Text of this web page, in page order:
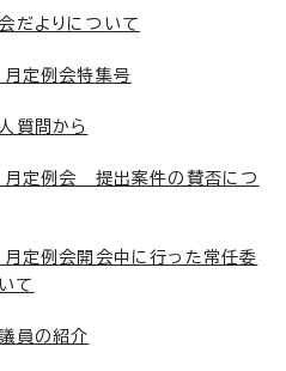
よりについて
定例会特集号
質問から
定例会 提出案件の賛否につ
定例会開会中に行った常任委
て
員の紹介